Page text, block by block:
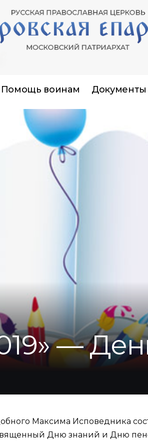
Помощь воинам Документы
—
Максима Исповедника
Дню знаний и Дню